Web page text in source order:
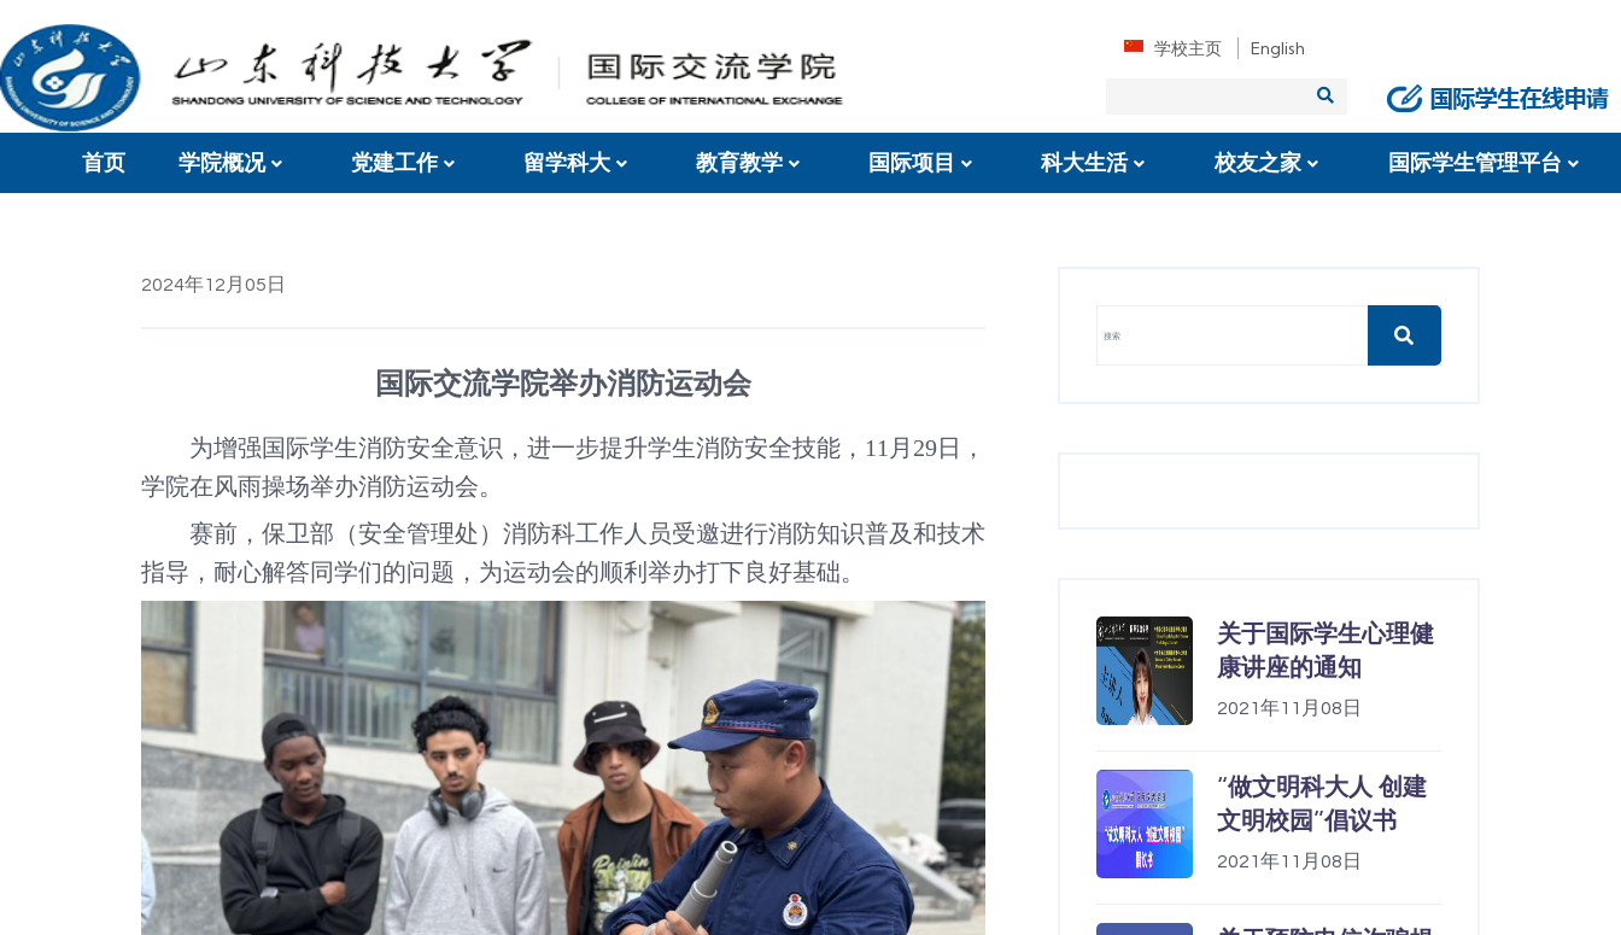
学校主页 English
首页 学院概况 党建工作 留学科大 教育教学 国际项目 科大生活 校友之家 国际学生管理平台
2024年12月05日
国际交流学院举办消防运动会
为增强国际学生消防安全意识，进一步提升学生消防安全技能， 11月29日，
学院在风雨操场举办消防运动会。
赛前， 保卫部（安全管理处）消防科工作人员受邀进行消防知识普及和技术
指导，耐心解答同学们的问题，为运动会的顺利举办打下良好基础。
关于国际学生心理健
康讲座的通知
2021年11月08日
“做文明科大人 创建
文明校园”倡议书
2021年11月08日